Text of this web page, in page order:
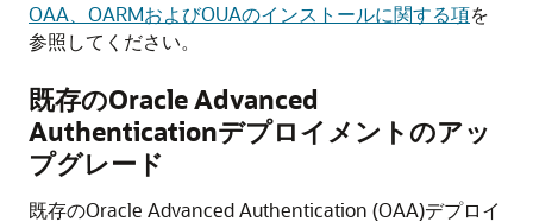
OAA、OARMおよびOUAのインストールに関する項を
参照してください。
既存のOracle Advanced
Authenticationデプロイメントのアッ
プグレード
既存のOracle Advanced Authentication (OAA)デプロイ